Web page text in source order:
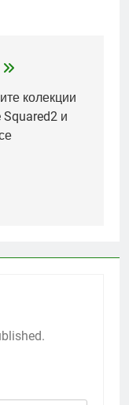
колекции
Squared2 и